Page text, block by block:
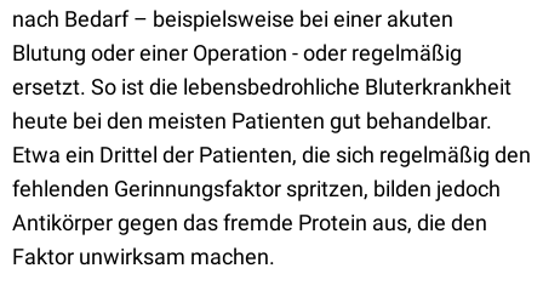
nach Bedarf – beispielsweise bei einer akuten
Blutung oder einer Operation - oder regelmäßig
ersetzt. So ist die lebensbedrohliche Bluterkrankheit
heute bei den meisten Patienten gut behandelbar.
Etwa ein Drittel der Patienten, die sich regelmäßig den
fehlenden Gerinnungsfaktor spritzen, bilden jedoch
Antikörper gegen das fremde Protein aus, die den
Faktor unwirksam machen.